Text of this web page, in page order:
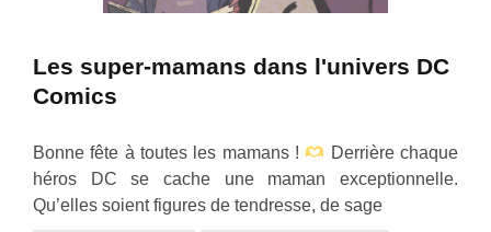
Les super-mamans dans l'univers DC
Comics
Bonne fête à toutes les mamans !
Derrière chaque
héros DC se cache une maman exceptionnelle.
Qu’elles soient figures de tendresse, de sage